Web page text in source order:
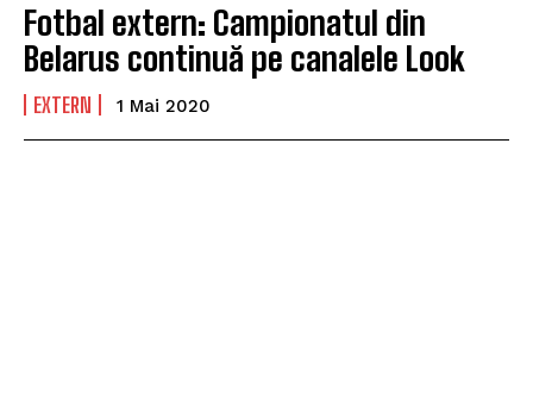
Fotbal extern: Campionatul din
Belarus continuă pe canalele Look
EXTERN 1 Mai 2020